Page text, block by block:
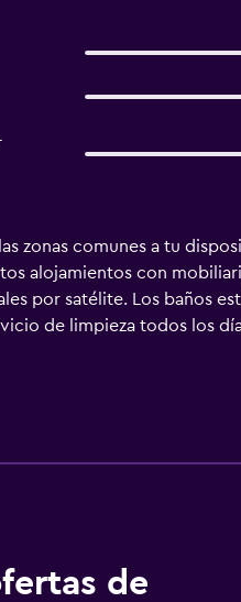
zonas comunes a tu
alojamientos con
por satélite. Los baños
de limpieza todos los
de